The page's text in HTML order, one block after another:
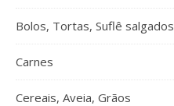
Bolos, Tortas, Suflê salgados
Carnes
Cereais, Aveia, Grãos